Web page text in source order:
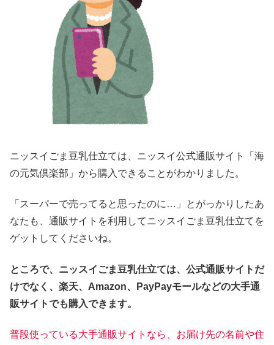
ニッスイごま豆乳仕立ては、ニッスイ公式通販サイト「海
の元気倶楽部」から購入できることがわかりました。
「スーパーで売ってると思ったのに…」とがっかりしたあ
なたも、通販サイトを利用してニッスイごま豆乳仕立てを
ゲットしてくださいね。
ところで、ニッスイごま豆乳仕立ては、 公式通販サイトだ
けでなく 、 楽天、Amazon、PayPayモールなどの大手通
販サイトでも購入できます。
普段使っている大手通販サイトなら、お届け先の名前や住